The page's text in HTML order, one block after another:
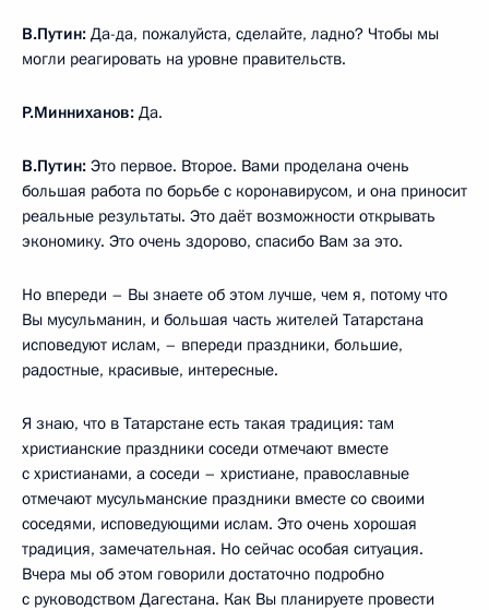
В.Путин: Да-да, пожалуйста, сделайте, ладно? Чтобы мы
могли реагировать на уровне правительств.
Р.Минниханов: Да.
В.Путин: Это первое. Второе. Вами проделана очень
большая работа по борьбе с коронавирусом, и она приносит
реальные результаты. Это даёт возможности открывать
экономику. Это очень здорово, спасибо Вам за это.
Но впереди – Вы знаете об этом лучше, чем я, потому что
Вы мусульманин, и большая часть жителей Татарстана
исповедуют ислам, – впереди праздники, большие,
радостные, красивые, интересные.
Я знаю, что в Татарстане есть такая традиция: там
христианские праздники соседи отмечают вместе
с христианами, а соседи – христиане, православные
отмечают мусульманские праздники вместе со своими
соседями, исповедующими ислам. Это очень хорошая
традиция, замечательная. Но сейчас особая ситуация.
Вчера мы об этом говорили достаточно подробно
с руководством Дагестана. Как Вы планируете провести